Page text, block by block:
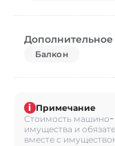
Дополнительное
Балкон
i Примечание
Стоимость машино-
имущества и
вместе с